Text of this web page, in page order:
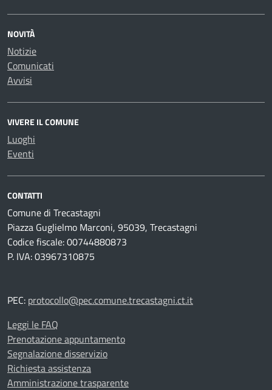
NOVITÀ
Notizie
Comunicati
Avvisi
VIVERE IL COMUNE
Luoghi
Eventi
CONTATTI
Comune di Trecastagni
Piazza Guglielmo Marconi, 95039, Trecastagni
Codice fiscale: 00744880873
P. IVA: 03967310875
PEC: protocollo@pec.comune.trecastagni.ct.it
Leggi le FAQ
Prenotazione appuntamento
Segnalazione disservizio
Richiesta assistenza
Amministrazione trasparente